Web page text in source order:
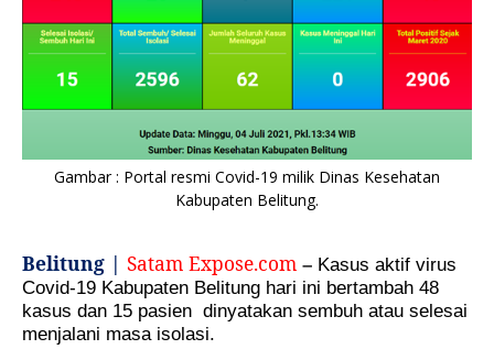
Gambar : Portal resmi Covid-19 milik Dinas Kesehatan
Kabupaten Belitung.
Belitung | Satam Expose.com – Kasus aktif virus
Covid-19 Kabupaten Belitung hari ini bertambah 48
kasus dan 15 pasien dinyatakan sembuh atau selesai
menjalani masa isolasi.